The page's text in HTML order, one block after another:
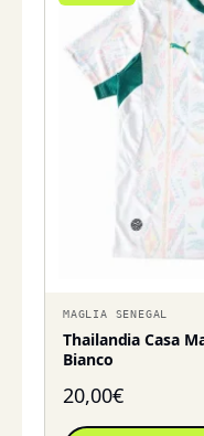
MAGLIA SENEGAL
Thailandia Casa
Bianco
20,00€